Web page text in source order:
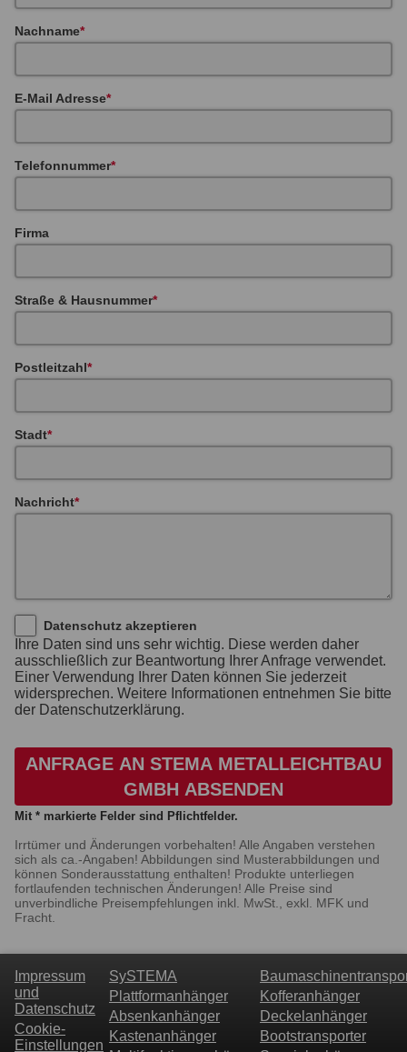
Nachname
E-Mail Adresse
Telefonnummer
Firma
Straße & Hausnummer
Postleitzahl
Stadt
Nachricht
Datenschutz akzeptieren
Ihre Daten sind uns sehr wichtig. Diese werden daher
ausschließlich zur Beantwortung Ihrer Anfrage verwendet.
Einer Verwendung Ihrer Daten können Sie jederzeit
widersprechen. Weitere Informationen entnehmen Sie bitte
der Datenschutzerklärung.
ANFRAGE AN STEMA METALLEICHTBAU
GMBH ABSENDEN
Mit * markierte Felder sind Pflichtfelder.
Irrtümer und Änderungen vorbehalten! Alle Angaben verstehen
sich als ca.-Angaben! Abbildungen sind Musterabbildungen und
können Sonderausstattung enthalten! Produkte unterliegen
fortlaufenden technischen Änderungen! Alle Preise sind
unverbindliche Preisempfehlungen inkl. MwSt., exkl. MFK und
Fracht.
Impressum
und
Datenschutz
Cookie-
Einstellungen
SySTEMA
Plattformanhänger
Absenkanhänger
Kastenanhänger
Kofferanhänger
Deckelanhänger
Bootstransporter